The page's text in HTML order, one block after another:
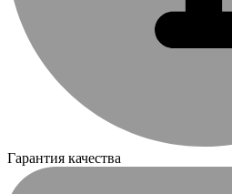
Гарантия качества